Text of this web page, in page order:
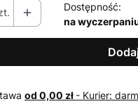
Dostępność:
na
od 0,00 zł - Kurier: